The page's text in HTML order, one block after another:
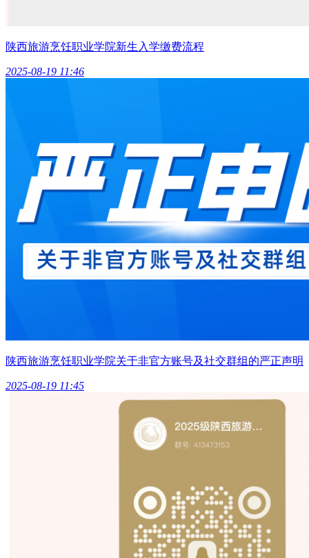
陕西旅游烹饪职业学院新生入学缴费流程
2025-08-19 11:46
陕西旅游烹饪职业学院关于非官方账号及社交群组的严正声明
2025-08-19 11:45